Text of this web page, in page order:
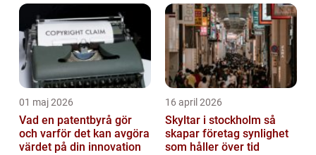
01 maj 2026
Vad en patentbyrå gör
och varför det kan avgöra
värdet på din innovation
16 april 2026
Skyltar i stockholm så
skapar företag synlighet
som håller över tid